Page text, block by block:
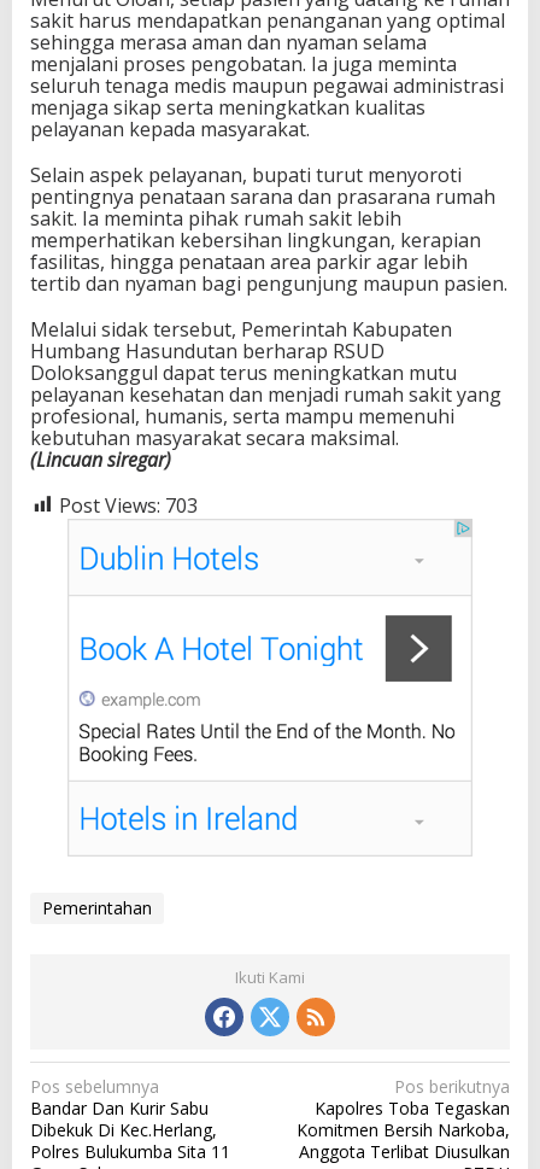
sakit harus mendapatkan penanganan yang optimal
sehingga merasa aman dan nyaman selama
menjalani proses pengobatan. Ia juga meminta
seluruh tenaga medis maupun pegawai administrasi
menjaga sikap serta meningkatkan kualitas
pelayanan kepada masyarakat.
Selain aspek pelayanan, bupati turut menyoroti
pentingnya penataan sarana dan prasarana rumah
sakit. Ia meminta pihak rumah sakit lebih
memperhatikan kebersihan lingkungan, kerapian
fasilitas, hingga penataan area parkir agar lebih
tertib dan nyaman bagi pengunjung maupun pasien.
Melalui sidak tersebut, Pemerintah Kabupaten
Humbang Hasundutan berharap RSUD
Doloksanggul dapat terus meningkatkan mutu
pelayanan kesehatan dan menjadi rumah sakit yang
profesional, humanis, serta mampu memenuhi
kebutuhan masyarakat secara maksimal.
(Lincuan siregar)
Post Views: 703
Pemerintahan
Ikuti Kami
N
a
v
Pos sebelumnya
Bandar Dan Kurir Sabu
Dibekuk Di Kec.Herlang,
Polres Bulukumba Sita 11
Pos berikutnya
Kapolres Toba Tegaskan
Komitmen Bersih Narkoba,
Anggota Terlibat Diusulkan